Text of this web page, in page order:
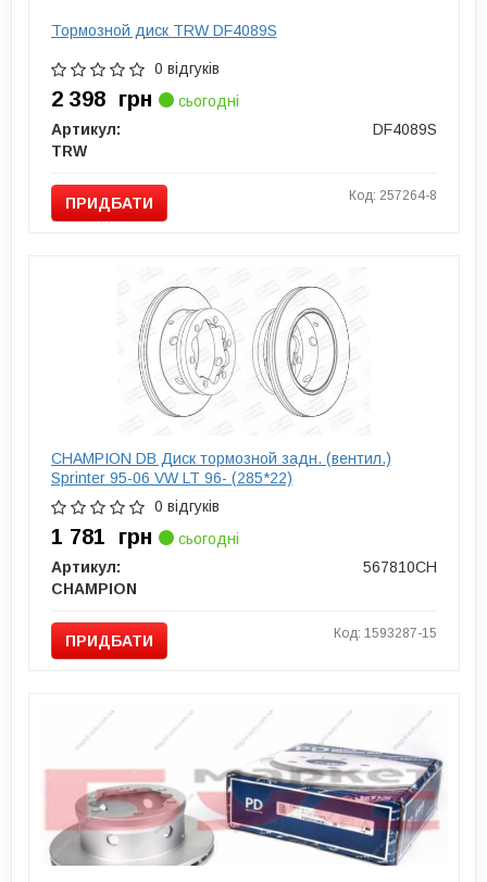
Тормозной диск TRW DF4089S
0 відгуків
2 398 грн
сьогодні
Артикул:
DF4089S
TRW
ПРИДБАТИ Код: 257264-8
CHAMPION DB Диск тормозной задн. (вентил.)
Sprinter 95-06 VW LT 96- (285*22)
0 відгуків
1 781 грн
сьогодні
Артикул:
567810CH
CHAMPION
ПРИДБАТИ Код: 1593287-15